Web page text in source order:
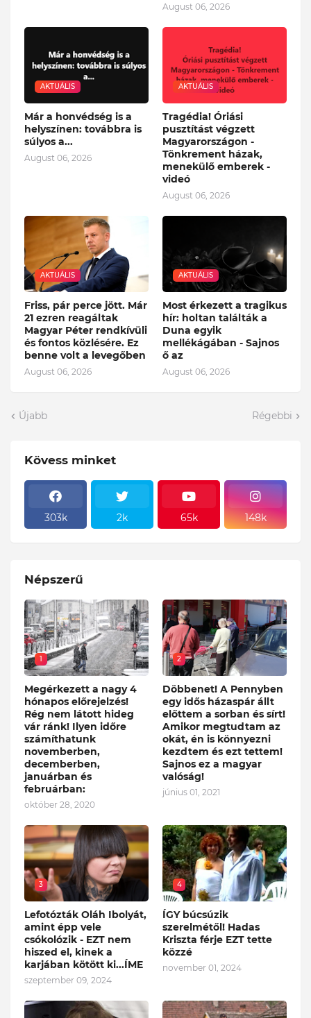
August 06, 2026
AKTUÁLIS
Már a honvédség is a
helyszínen: továbbra is
súlyos a...
August 06, 2026
AKTUÁLIS
Tragédia! Óriási
pusztítást végzett
Magyarországon -
Tönkrement házak,
menekülő emberek -
videó
August 06, 2026
AKTUÁLIS
Friss, pár perce jött. Már
21 ezren reagáltak
Magyar Péter rendkívüli
és fontos közlésére. Ez
benne volt a levegőben
August 06, 2026
AKTUÁLIS
Most érkezett a tragikus
hír: holtan találták a
Duna egyik
mellékágában - Sajnos
ő az
August 06, 2026
Újabb Régebbi
Kövess minket
303k 2k 65k 148k
Népszerű
1
Megérkezett a nagy 4
hónapos előrejelzés!
Rég nem látott hideg
vár ránk! Ilyen időre
számíthatunk
novemberben,
decemberben,
januárban és
februárban:
október 28, 2020
2
Döbbenet! A Pennyben
egy idős házaspár állt
előttem a sorban és sírt!
Amikor megtudtam az
okát, én is könnyezni
kezdtem és ezt tettem!
Sajnos ez a magyar
valóság!
június 01, 2021
3
Lefotózták Oláh Ibolyát,
amint épp vele
csókolózik - EZT nem
hiszed el, kinek a
karjában kötött ki...ÍME
szeptember 09, 2024
4
ÍGY búcsúzik
szerelmétől! Hadas
Kriszta férje EZT tette
közzé
november 01, 2024